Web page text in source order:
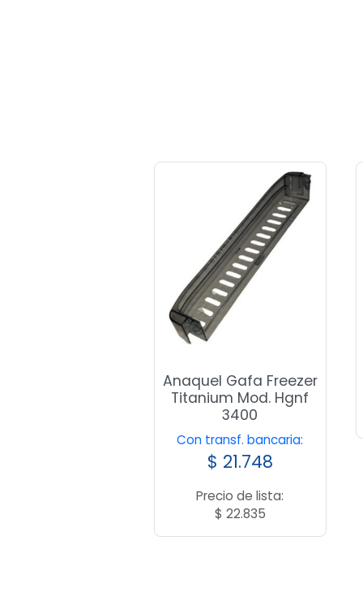
Anaquel Gafa Freezer
Titanium Mod. Hgnf
3400
Con transf. bancaria:
$ 21.748
Precio de lista:
$ 22.835